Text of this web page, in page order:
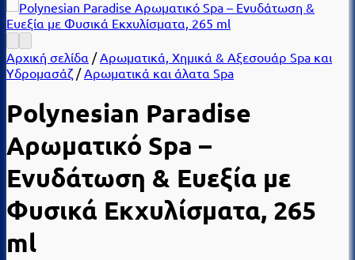
Αρχική σελίδα / Αρωματικά, Χημικά & Αξεσουάρ Spa και
Υδρομασάζ / Αρωματικά και άλατα Spa
Polynesian Paradise
Αρωματικό Spa –
Ενυδάτωση & Ευεξία με
Φυσικά Εκχυλίσματα, 265
ml